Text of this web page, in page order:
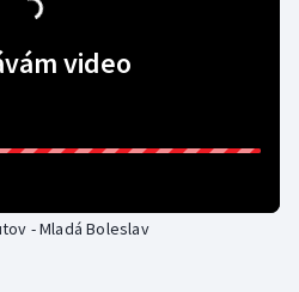
video
- Mladá Boleslav